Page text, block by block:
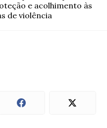
e acolhimento às
de violência